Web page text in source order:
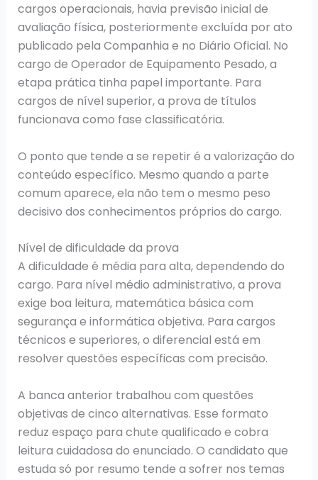
cargos operacionais, havia previsão inicial de
avaliação física, posteriormente excluída por ato
publicado pela Companhia e no Diário Oficial. No
cargo de Operador de Equipamento Pesado, a
etapa prática tinha papel importante. Para
cargos de nível superior, a prova de títulos
funcionava como fase classificatória.
O ponto que tende a se repetir é a valorização do
conteúdo específico. Mesmo quando a parte
comum aparece, ela não tem o mesmo peso
decisivo dos conhecimentos próprios do cargo.
Nível de dificuldade da prova
A dificuldade é média para alta, dependendo do
cargo. Para nível médio administrativo, a prova
exige boa leitura, matemática básica com
segurança e informática objetiva. Para cargos
técnicos e superiores, o diferencial está em
resolver questões específicas com precisão.
A banca anterior trabalhou com questões
objetivas de cinco alternativas. Esse formato
reduz espaço para chute qualificado e cobra
leitura cuidadosa do enunciado. O candidato que
estuda só por resumo tende a sofrer nos temas